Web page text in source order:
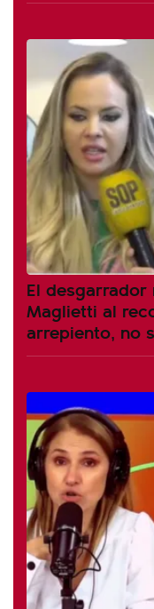
El
Maglietti al
arrepiento, no